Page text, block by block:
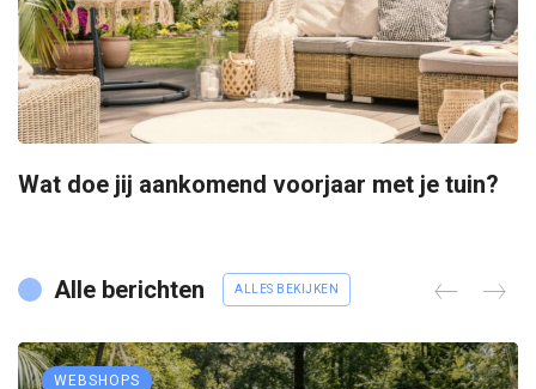
Wat doe jij aankomend voorjaar met je tuin?
Alle berichten ALLES BEKIJKEN
WEBSHOPS